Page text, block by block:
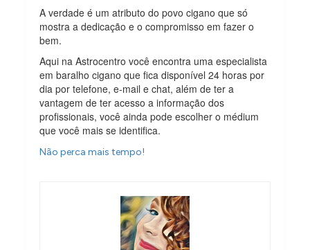
A verdade é um atributo do povo cigano que só
mostra a dedicação e o compromisso em fazer o
bem.
Aqui na Astrocentro você encontra uma especialista
em baralho cigano que fica disponível 24 horas por
dia por telefone, e-mail e chat, além de ter a
vantagem de ter acesso a informação dos
profissionais, você ainda pode escolher o médium
que você mais se identifica.
Não perca mais tempo!